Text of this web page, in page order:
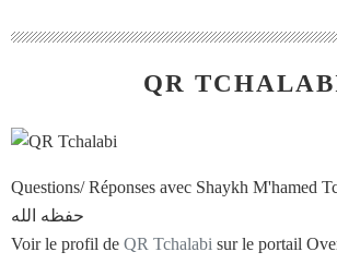
QR
Questions/ Réponses avec Shaykh M'hamed
حفظه الله
Voir le profil de QR Tchalabi sur le portail